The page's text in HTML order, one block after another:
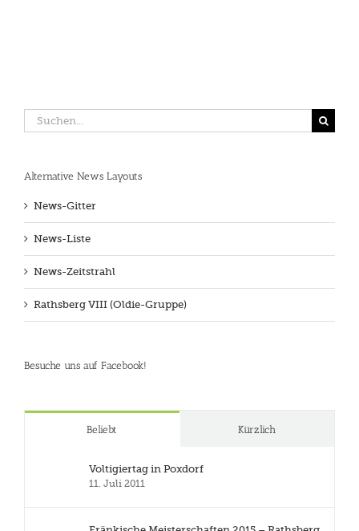
Suche
nach:
Alternative News Layouts
News-Gitter
News-Liste
News-Zeitstrahl
Rathsberg VIII (Oldie-Gruppe)
Besuche uns auf Facebook!
Beliebt Kürzlich
Voltigiertag in Poxdorf
11. Juli 2011